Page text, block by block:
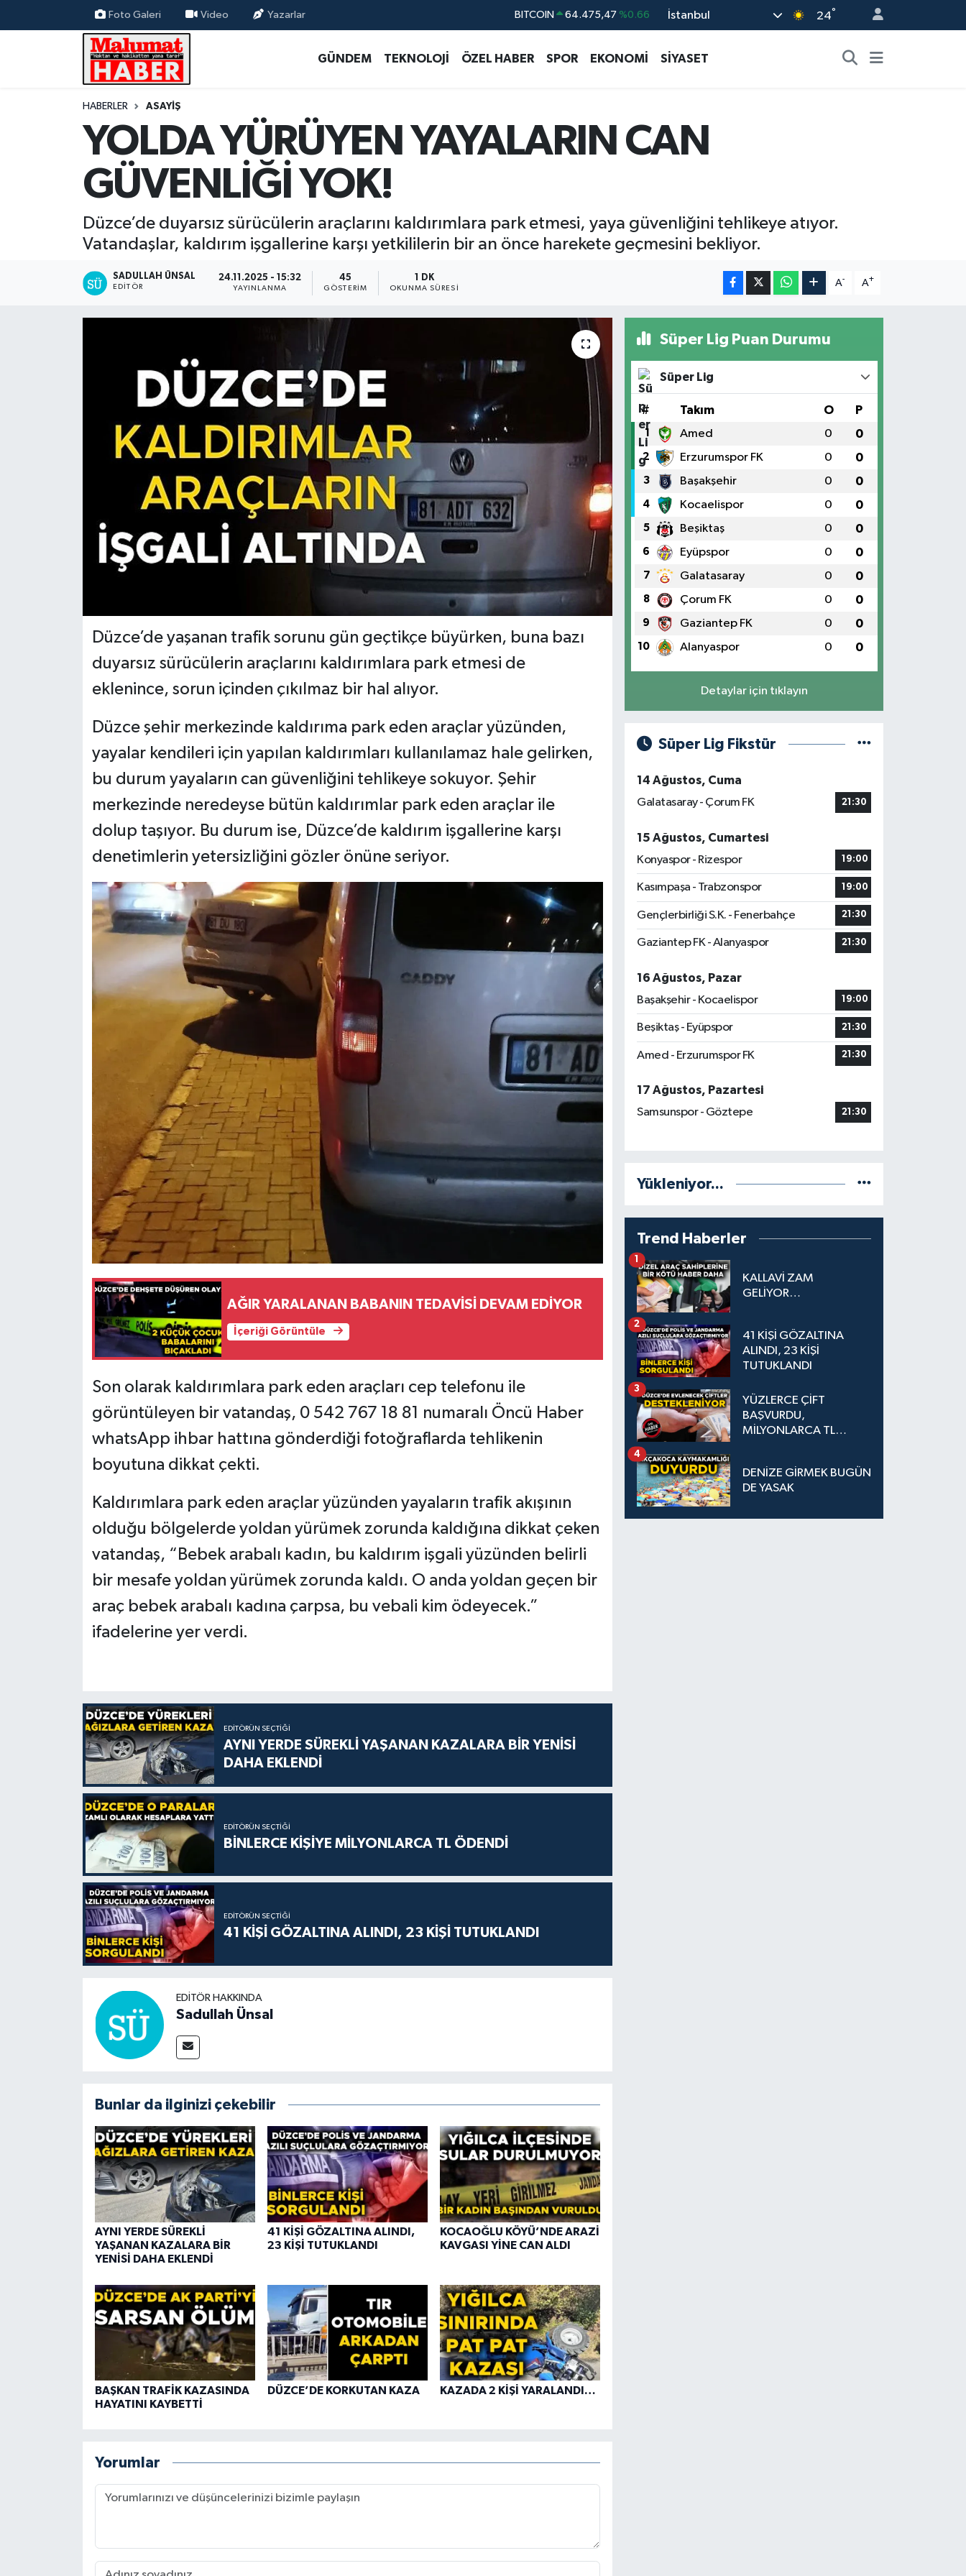
Foto Galeri Video Yazarlar DOLAR 47,5971 %0.05
BITCOIN 64.475,47 %0.66
İstanbul 24°
GÜNDEM TEKNOLOJİ ÖZEL HABER SPOR EKONOMİ SİYASET
HABERLER ASAYİŞ
YOLDA YÜRÜYEN YAYALARIN CAN
GÜVENLİĞİ YOK!
Düzce’de duyarsız sürücülerin araçlarını kaldırımlara park etmesi, yaya güvenliğini tehlikeye atıyor.
Vatandaşlar, kaldırım işgallerine karşı yetkililerin bir an önce harekete geçmesini bekliyor.
SADULLAH ÜNSAL
EDITÖR
24.11.2025 - 15:32
YAYINLANMA
45
GÖSTERIM
1 DK
OKUNMA SÜRESI
A- A+
Düzce’de yaşanan trafik sorunu gün geçtikçe büyürken, buna bazı
duyarsız sürücülerin araçlarını kaldırımlara park etmesi de
eklenince, sorun içinden çıkılmaz bir hal alıyor.
Düzce şehir merkezinde kaldırıma park eden araçlar yüzünden,
yayalar kendileri için yapılan kaldırımları kullanılamaz hale gelirken,
bu durum yayaların can güvenliğini tehlikeye sokuyor. Şehir
merkezinde neredeyse bütün kaldırımlar park eden araçlar ile
dolup taşıyor. Bu durum ise, Düzce’de kaldırım işgallerine karşı
denetimlerin yetersizliğini gözler önüne seriyor.
AĞIR YARALANAN BABANIN TEDAVİSİ DEVAM EDİYOR
İçeriği Görüntüle
Son olarak kaldırımlara park eden araçları cep telefonu ile
görüntüleyen bir vatandaş, 0 542 767 18 81 numaralı Öncü Haber
whatsApp ihbar hattına gönderdiği fotoğraflarda tehlikenin
boyutuna dikkat çekti.
Kaldırımlara park eden araçlar yüzünden yayaların trafik akışının
olduğu bölgelerde yoldan yürümek zorunda kaldığına dikkat çeken
vatandaş, “Bebek arabalı kadın, bu kaldırım işgali yüzünden belirli
bir mesafe yoldan yürümek zorunda kaldı. O anda yoldan geçen bir
araç bebek arabalı kadına çarpsa, bu vebali kim ödeyecek.”
ifadelerine yer verdi.
EDITÖRÜN SEÇTIĞI
AYNI YERDE SÜREKLİ YAŞANAN KAZALARA BİR YENİSİ
DAHA EKLENDİ
EDITÖRÜN SEÇTIĞI
BİNLERCE KİŞİYE MİLYONLARCA TL ÖDENDİ
EDITÖRÜN SEÇTIĞI
41 KİŞİ GÖZALTINA ALINDI, 23 KİŞİ TUTUKLANDI
EDITÖR HAKKINDA
Sadullah Ünsal
Bunlar da ilginizi çekebilir
AYNI YERDE SÜREKLİ
YAŞANAN KAZALARA BİR
YENİSİ DAHA EKLENDİ
41 KİŞİ GÖZALTINA ALINDI,
23 KİŞİ TUTUKLANDI
KOCAOĞLU KÖYÜ’NDE ARAZİ
KAVGASI YİNE CAN ALDI
BAŞKAN TRAFİK KAZASINDA
HAYATINI KAYBETTİ
DÜZCE’DE KORKUTAN KAZA KAZADA 2 KİŞİ YARALANDI…
Yorumlar
Süper Lig Puan Durumu
Süper Lig
# Takım O P
1 Amed 0 0
2 Erzurumspor FK 0 0
3 Başakşehir 0 0
4 Kocaelispor 0 0
5 Beşiktaş 0 0
6 Eyüpspor 0 0
7 Galatasaray 0 0
8 Çorum FK 0 0
9 Gaziantep FK 0 0
10 Alanyaspor 0 0
Detaylar için tıklayın
Süper Lig Fikstür
14 Ağustos, Cuma
Galatasaray - Çorum FK
21:30
15 Ağustos, Cumartesi
Konyaspor - Rizespor
19:00
Kasımpaşa - Trabzonspor 19:00
Gençlerbirliği S.K. - Fenerbahçe 21:30
Gaziantep FK - Alanyaspor 21:30
16 Ağustos, Pazar
Başakşehir - Kocaelispor
19:00
Beşiktaş - Eyüpspor 21:30
Amed - Erzurumspor FK 21:30
17 Ağustos, Pazartesi
Samsunspor - Göztepe
21:30
Yükleniyor...
Trend Haberler
KALLAVİ ZAM
GELİYOR…
1
41 KİŞİ GÖZALTINA
ALINDI, 23 KİŞİ
TUTUKLANDI
2
YÜZLERCE ÇİFT
BAŞVURDU,
MİLYONLARCA TL
3
DENİZE GİRMEK BUGÜN
DE YASAK
4
Nöbetçi Eczaneler
Trafik Durumu
Süper Lig Puan Durumu ve Fikstür
Tüm Manşetler
Son Dakika Haberleri
Haber Arşivi